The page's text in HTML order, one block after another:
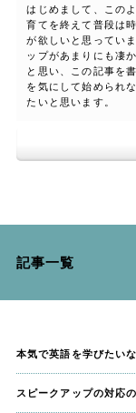
はじめまして、この
育てを終えて普段は
が欲しいと思ってい
ップがあまりにも凄
と思い、この記事を
を気にして始められ
たいと思います。
記事一覧
本気で英語を学びたい
スピークアップの対応